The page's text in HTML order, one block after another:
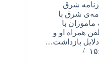
شرق
شرق با
با
همراه او و
بازداشت…